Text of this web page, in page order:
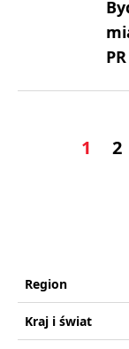
1 2
Region
Kraj i świat